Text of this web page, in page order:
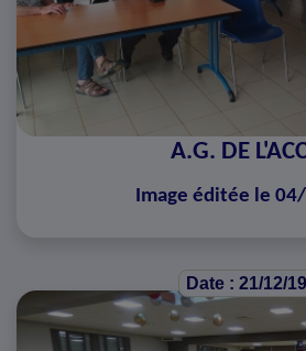
A.G. DE
Image éditée le
Date : 21/12/19